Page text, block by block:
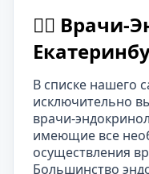
👨‍⚕️ Врачи-
В списке нашего
исключительно
врачи-
имеющие все
осуществления
Большинство